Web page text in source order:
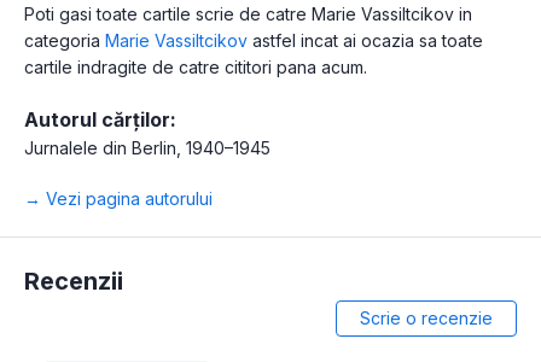
Poti gasi toate cartile scrie de catre Marie Vassiltcikov in
categoria Marie Vassiltcikov astfel incat ai ocazia sa toate
cartile indragite de catre cititori pana acum.
Autorul cărților:
Jurnalele din Berlin, 1940–1945
→ Vezi pagina autorului
Recenzii
Scrie o recenzie